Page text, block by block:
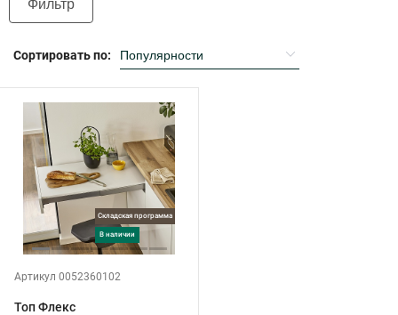
Фильтр
Сортировать по:
Складская программа
в наличии
Артикул 0052360102
Топ Флекс